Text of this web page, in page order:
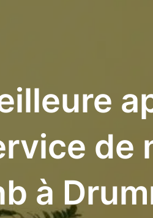
de
à